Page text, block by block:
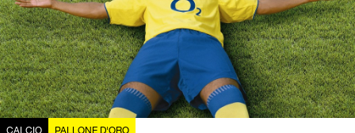
CALCIO PALLONE D'ORO